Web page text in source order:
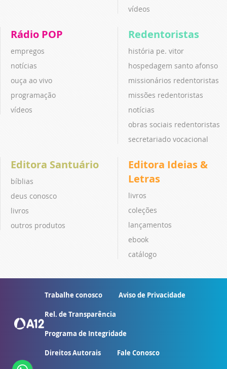
vídeos
Rádio POP
empregos
notícias
ouça ao vivo
programação
vídeos
Redentoristas
história pe. vitor
hospedagem santo afonso
missionários redentoristas
missões redentoristas
notícias
obras sociais redentoristas
secretariado vocacional
Editora Santuário
bíblias
deus conosco
livros
outros produtos
Editora Ideias &
Letras
livros
coleções
lançamentos
ebook
catálogo
Trabalhe conosco Aviso de Privacidade
Rel. de Transparência
Programa de Integridade
Direitos Autorais Fale Conosco